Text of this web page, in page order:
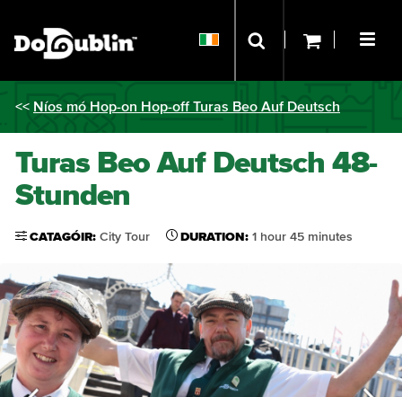
<< Níos mó Hop-on Hop-off Turas Beo Auf Deutsch
Turas Beo Auf Deutsch 48-
Stunden
CATAGÓIR: City Tour DURATION: 1 hour 45 minutes